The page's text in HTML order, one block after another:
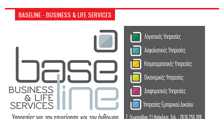
BASELINE - BUSINESS & LIFE SERVICES